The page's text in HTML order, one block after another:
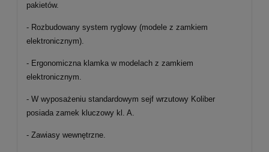
pakietów.
- Rozbudowany system ryglowy (modele z zamkiem
elektronicznym).
- Ergonomiczna klamka w modelach z zamkiem
elektronicznym.
- W wyposażeniu standardowym sejf wrzutowy Koliber
posiada zamek kluczowy kl. A.
- Zawiasy wewnętrzne.